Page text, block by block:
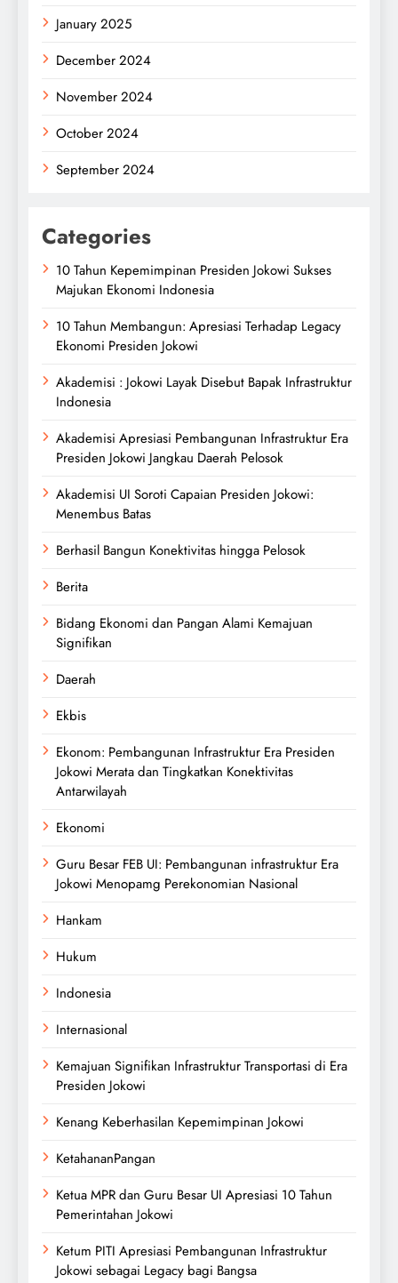
January 2025
December 2024
November 2024
October 2024
September 2024
Categories
10 Tahun Kepemimpinan Presiden Jokowi Sukses
Majukan Ekonomi Indonesia
10 Tahun Membangun: Apresiasi Terhadap Legacy
Ekonomi Presiden Jokowi
Akademisi : Jokowi Layak Disebut Bapak Infrastruktur
Indonesia
Akademisi Apresiasi Pembangunan Infrastruktur Era
Presiden Jokowi Jangkau Daerah Pelosok
Akademisi UI Soroti Capaian Presiden Jokowi:
Menembus Batas
Berhasil Bangun Konektivitas hingga Pelosok
Berita
Bidang Ekonomi dan Pangan Alami Kemajuan
Signifikan
Daerah
Ekbis
Ekonom: Pembangunan Infrastruktur Era Presiden
Jokowi Merata dan Tingkatkan Konektivitas
Antarwilayah
Ekonomi
Guru Besar FEB UI: Pembangunan infrastruktur Era
Jokowi Menopamg Perekonomian Nasional
Hankam
Hukum
Indonesia
Internasional
Kemajuan Signifikan Infrastruktur Transportasi di Era
Presiden Jokowi
Kenang Keberhasilan Kepemimpinan Jokowi
KetahananPangan
Ketua MPR dan Guru Besar UI Apresiasi 10 Tahun
Pemerintahan Jokowi
Ketum PITI Apresiasi Pembangunan Infrastruktur
Jokowi sebagai Legacy bagi Bangsa